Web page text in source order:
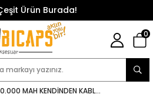
Ürün Burada!
0
SHAZA NEXA SERISI 20.000 MAH KENDINDEN KABLOLU POWERBANK